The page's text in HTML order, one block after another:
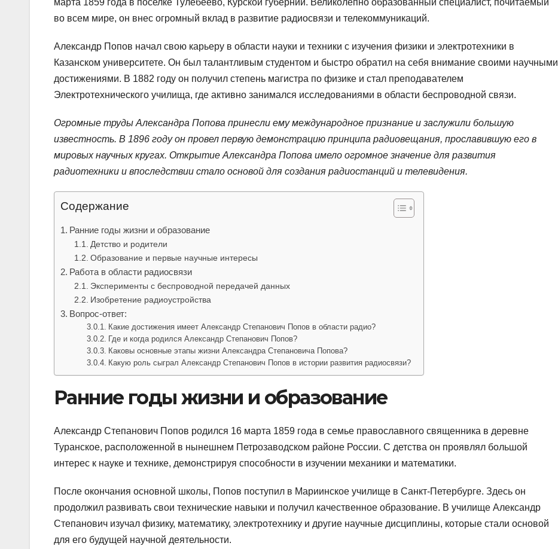
во всем мире, он внес огромный вклад в развитие радиосвязи и телекоммуникаций.
Александр Попов начал свою карьеру в области науки и техники с изучения физики и электротехники в
Казанском университете. Он был талантливым студентом и быстро обратил на себя внимание своими научными
достижениями. В 1882 году он получил степень магистра по физике и стал преподавателем
Электротехнического училища, где активно занимался исследованиями в области беспроводной связи.
Огромные труды Александра Попова принесли ему международное признание и заслужили большую
известность. В 1896 году он провел первую демонстрацию принципа радиовещания, прославившую его в
мировых научных кругах. Открытие Александра Попова имело огромное значение для развития
радиотехники и впоследствии стало основой для создания радиостанций и телевидения.
Содержание
Ранние годы жизни и образование
Детство и родители
Образование и первые научные интересы
Работа в области радиосвязи
Эксперименты с беспроводной передачей данных
Изобретение радиоустройства
Вопрос-ответ:
Какие достижения имеет Александр Степанович Попов в области радио?
Где и когда родился Александр Степанович Попов?
Каковы основные этапы жизни Александра Степановича Попова?
Какую роль сыграл Александр Степанович Попов в истории развития радиосвязи?
Ранние годы жизни и образование
Александр Степанович Попов родился 16 марта 1859 года в семье православного священника в деревне
Туранское, расположенной в нынешнем Петрозаводском районе России. С детства он проявлял большой
интерес к науке и технике, демонстрируя способности в изучении механики и математики.
После окончания основной школы, Попов поступил в Мариинское училище в Санкт-Петербурге. Здесь он
продолжил развивать свои технические навыки и получил качественное образование. В училище Александр
Степанович изучал физику, математику, электротехнику и другие научные дисциплины, которые стали основой
для его будущей научной деятельности.